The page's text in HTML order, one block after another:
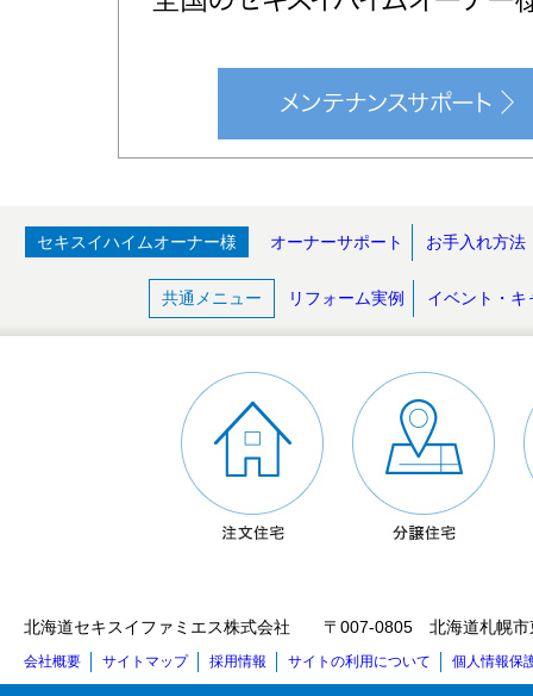
セキスイハイムオーナー様 オーナーサポート お手入れ方法
共通メニュー リフォーム実例 イベント・キ
北海道セキスイファミエス株式会社 〒007-0805 北海道札幌
会社概要 サイトマップ 採用情報 サイトの利用について 個人情報保